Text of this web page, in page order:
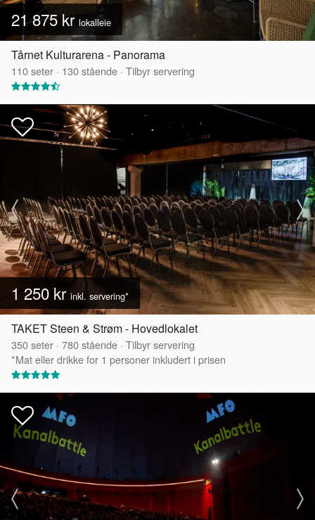
21 875 krlokalleie
Tårnet Kulturarena - Panorama
110seter · 130stående · Tilbyr servering
1 250 kr inkl. servering*
TAKET Steen & Strøm - Hovedlokalet
350seter · 780stående · Tilbyr servering
*Mat eller drikke for 1 personer inkludert i prisen